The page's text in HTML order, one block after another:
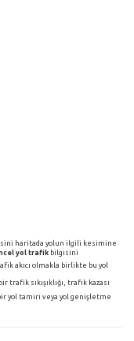
haritada yolun ilgili kesimine
yol trafik bilgisini
akıcı olmakla birlikte bu yol
trafik sıkışıklığı, trafik kazası
yol tamiri veya yol genişletme